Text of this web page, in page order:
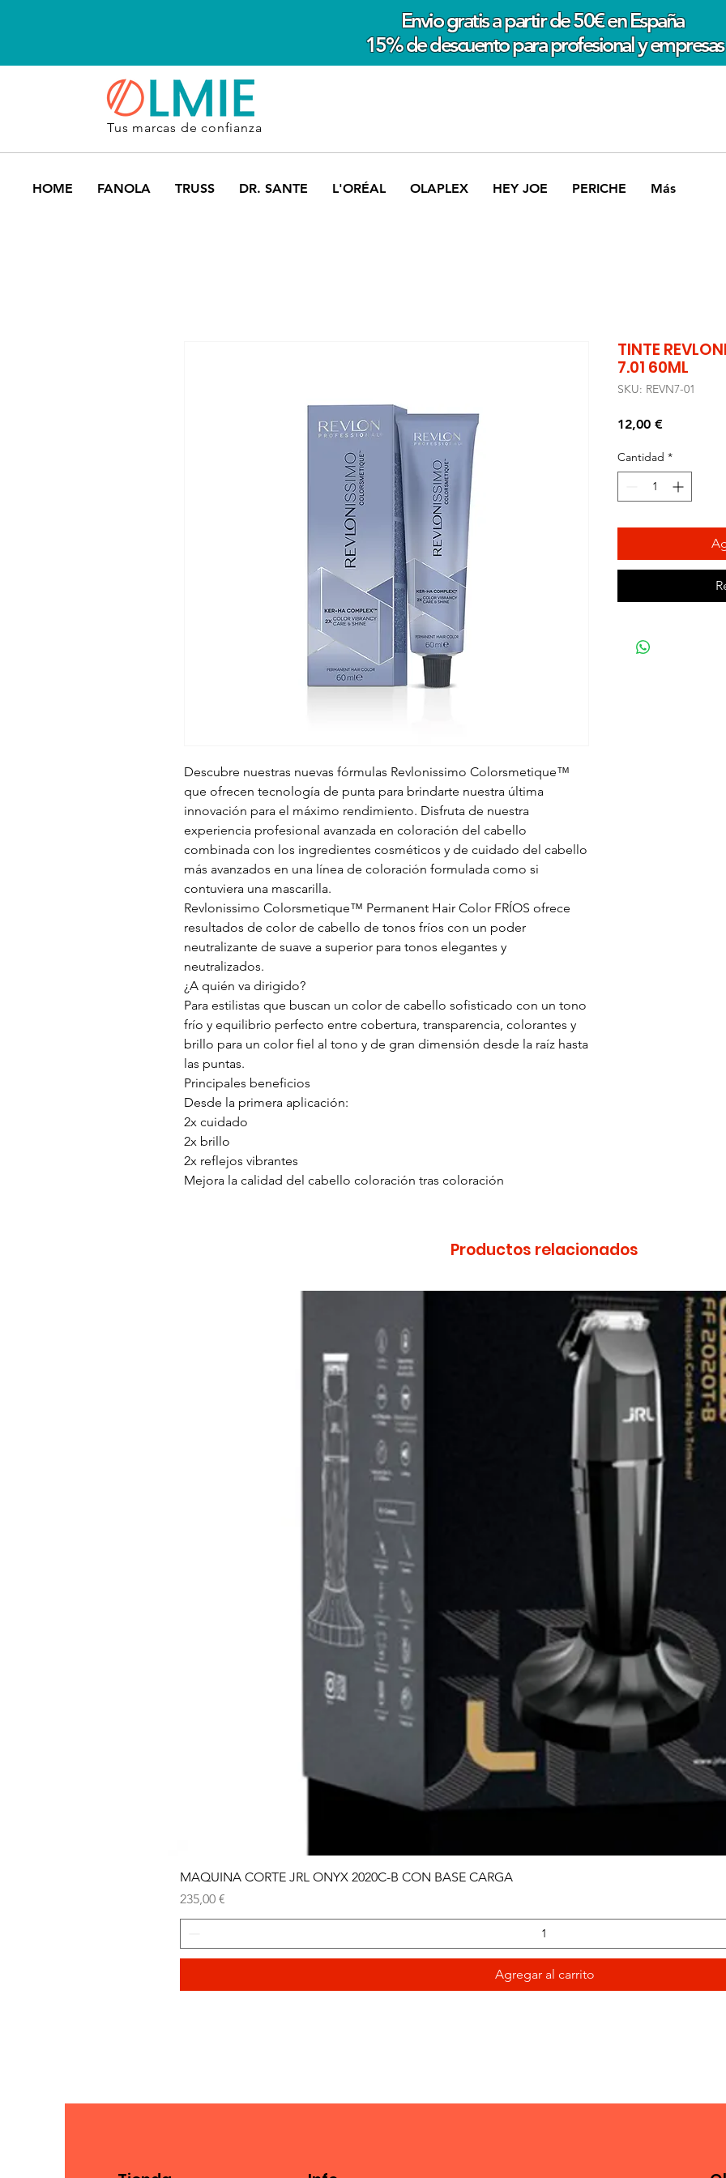
Envio gratis a partir de 50€ en España
15% de descuento para profesional y empresas
Tus marcas de confianza
HOME FANOLA TRUSS DR. SANTE L'ORÉAL OLAPLEX HEY JOE PERICHE Más
Descubre nuestras nuevas fórmulas Revlonissimo Colorsmetique™
que ofrecen tecnología de punta para brindarte nuestra última
innovación para el máximo rendimiento. Disfruta de nuestra
experiencia profesional avanzada en coloración del cabello
combinada con los ingredientes cosméticos y de cuidado del cabello
más avanzados en una línea de coloración formulada como si
contuviera una mascarilla.
Revlonissimo Colorsmetique™ Permanent Hair Color FRÍOS ofrece
resultados de color de cabello de tonos fríos con un poder
neutralizante de suave a superior para tonos elegantes y
neutralizados.
¿A quién va dirigido?
Para estilistas que buscan un color de cabello sofisticado con un tono
frío y equilibrio perfecto entre cobertura, transparencia, colorantes y
brillo para un color fiel al tono y de gran dimensión desde la raíz hasta
las puntas.
Principales beneficios
Desde la primera aplicación:
2x cuidado
2x brillo
2x reflejos vibrantes
Mejora la calidad del cabello coloración tras coloración
TINTE
7.01 60ML
SKU: REVN7-01
12,00 €Precio
Cantidad *
Productos relacionados
MAQUINA CORTE JRL ONYX 2020C-B CON BASE CARGA
Precio
235,00 €
Agregar al carrito